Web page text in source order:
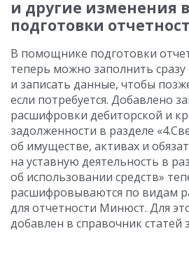
и другие изменения
подготовки
В помощнике подготовки
теперь можно заполнить сразу
и записать данные, чтобы
если потребуется. Добавлено
расшифровки дебиторской и
задолженности в разделе
об имуществе, активах и
на уставную деятельность в
об использовании средств»
расшифровываются по видам
для отчетности Минюст. Для
добавлен в справочник статей